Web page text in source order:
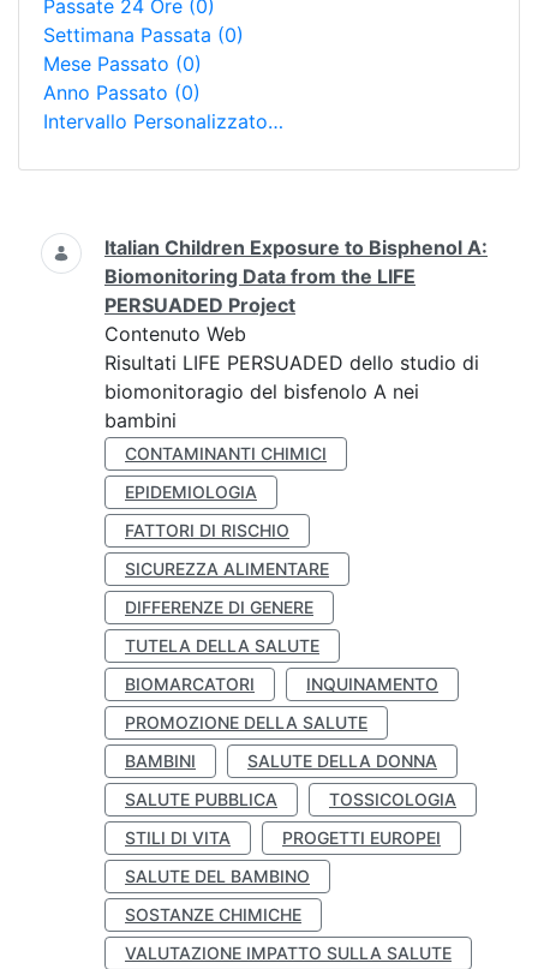
Passate 24 Ore (0)
Settimana Passata (0)
Mese Passato (0)
Anno Passato (0)
Intervallo Personalizzato…
Ricerca
Italian Children Exposure to Bisphenol A:
Biomonitoring Data from the LIFE
PERSUADED Project
Contenuto Web
Risultati LIFE PERSUADED dello studio di
biomonitoragio del bisfenolo A nei
bambini
CONTAMINANTI CHIMICI
EPIDEMIOLOGIA
FATTORI DI RISCHIO
SICUREZZA ALIMENTARE
DIFFERENZE DI GENERE
TUTELA DELLA SALUTE
BIOMARCATORI
INQUINAMENTO
PROMOZIONE DELLA SALUTE
BAMBINI
SALUTE DELLA DONNA
SALUTE PUBBLICA
TOSSICOLOGIA
STILI DI VITA
PROGETTI EUROPEI
SALUTE DEL BAMBINO
SOSTANZE CHIMICHE
VALUTAZIONE IMPATTO SULLA SALUTE